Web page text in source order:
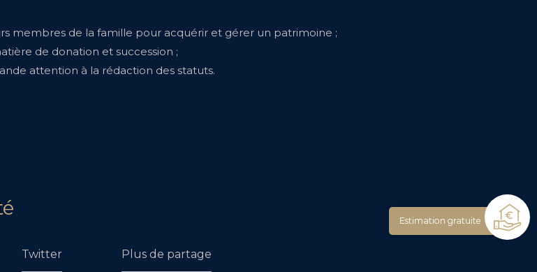
membres de la famille pour acquérir et gérer un patrimoine ;
de donation et succession ;
attention à la rédaction des statuts.
Twitter Plus de partage
Estimation gratuite